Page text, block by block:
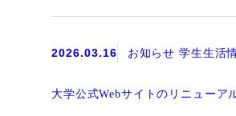
2026.03.16 お知らせ 学生生活
大学公式Webサイトのリニューア